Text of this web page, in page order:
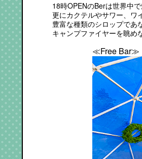
18時OPENのBerは世界中
更にカクテルやサワー、ワ
豊富な種類のシロップであ
キャンプファイヤーを眺め
≪Free Bar≫